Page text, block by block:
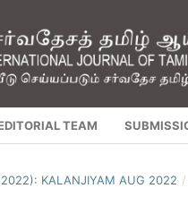
TEAM
KALANJIYAM AUG 2022 /